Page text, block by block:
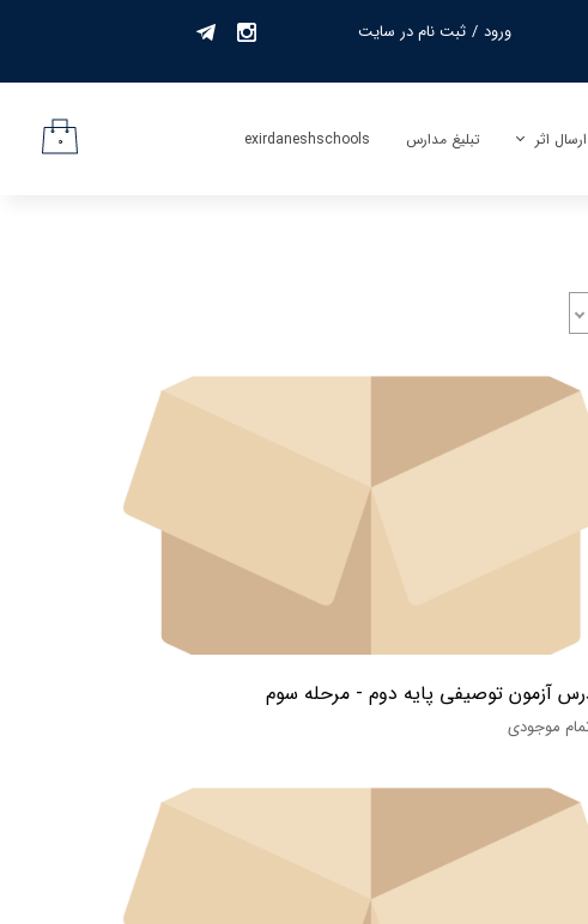
ورود / ثبت نام در سایت
ارسال اثر تبلیغ مدارس exirdaneshschools ۰
آزمون توصیفی پایه دوم - مرحله سوم
موجودی